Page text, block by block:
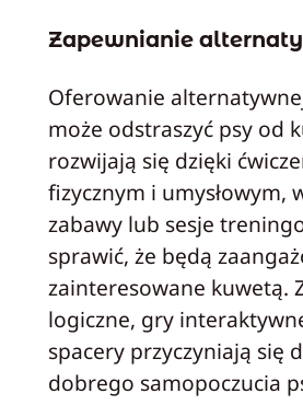
Zapewnianie
Oferowanie
może odstraszyć psy od
rozwijają się dzięki
fizycznym i umysłowym,
zabawy lub sesje
sprawić, że będą
zainteresowane kuwetą.
logiczne, gry
spacery przyczyniają się
dobrego samopoczucia